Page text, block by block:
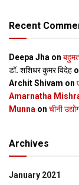
Recent
Deepa Jha on
डॉ. शशिधर कुमर विदेह
Archit Shivam on
Amarnatha
Munna on चीनी
Archives
January 2021